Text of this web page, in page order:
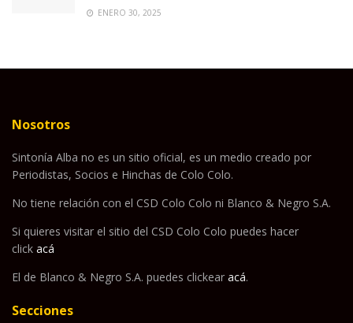
ENERO 30, 2025
Nosotros
Sintonía Alba no es un sitio oficial, es un medio creado por
Periodistas, Socios e Hinchas de Colo Colo.
No tiene relación con el CSD Colo Colo ni Blanco & Negro S.A.
Si quieres visitar el sitio del CSD Colo Colo puedes hacer
click acá
El de Blanco & Negro S.A. puedes clickear acá.
Secciones